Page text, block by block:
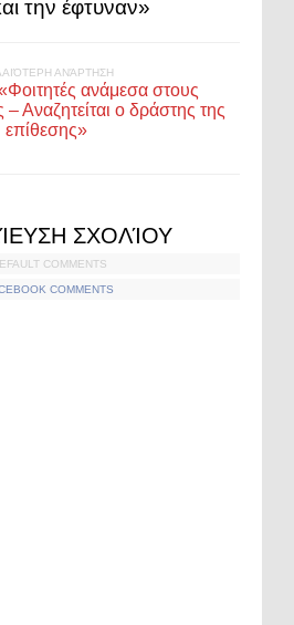
την έφτυναν»
ΑΝΆΡΤΗΣΗ
ανάμεσα στους
Αναζητείται ο δράστης της
επίθεσης»
ΣΧΟΛΊΟΥ
COMMENTS
COMMENTS